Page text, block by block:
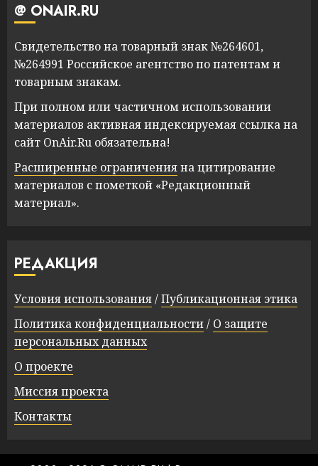
@ ONAIR.RU
Свидетельство на товарный знак №264601,
№264991 Российское агентство по патентам и
товарным знакам.
При полном или частичном использовании
материалов активная индексируемая ссылка на
сайт OnAir.Ru обязательна!
Расширенные ограниченияна цитирование
материалов с пометкой «Редакционный
материал».
РЕДАКЦИЯ
Условия использования/Публикационная этика
Политика конфиденциальности/ О защите
персональных данных
О проекте
Миссия проекта
Контакты